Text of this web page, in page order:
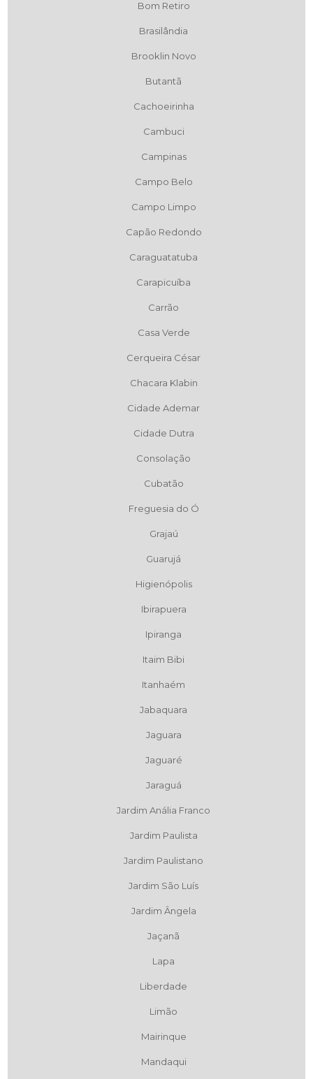
Bom Retiro
Brasilândia
Brooklin Novo
Butantã
Cachoeirinha
Cambuci
Campinas
Campo Belo
Campo Limpo
Capão Redondo
Caraguatatuba
Carapicuíba
Carrão
Casa Verde
Cerqueira César
Chacara Klabin
Cidade Ademar
Cidade Dutra
Consolação
Cubatão
Freguesia do Ó
Grajaú
Guarujá
Higienópolis
Ibirapuera
Ipiranga
Itaim Bibi
Itanhaém
Jabaquara
Jaguara
Jaguaré
Jaraguá
Jardim Anália Franco
Jardim Paulista
Jardim Paulistano
Jardim São Luís
Jardim Ângela
Jaçanã
Lapa
Liberdade
Limão
Mairinque
Mandaqui